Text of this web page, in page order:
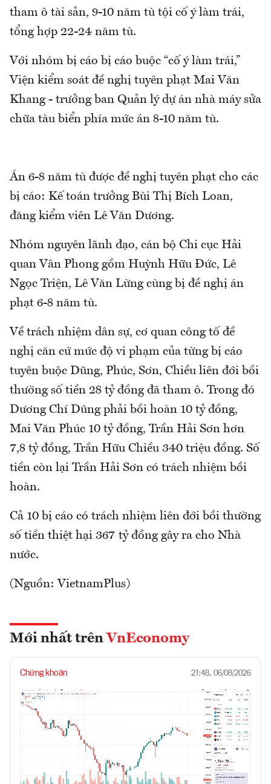
tham ô tài sản, 9-10 năm tù tội cố ý làm trái,
tổng hợp 22-24 năm tù.
Với nhóm bị cáo bị cáo buộc “cố ý làm trái,”
Viện kiểm soát đề nghị tuyên phạt Mai Văn
Khang - trưởng ban Quản lý dự án nhà máy sửa
chữa tàu biển phía mức án 8-10 năm tù.
Án 6-8 năm tù được đề nghị tuyên phạt cho các
bị cáo: Kế toán trưởng Bùi Thị Bích Loan,
đăng kiểm viên Lê Văn Dương.
Nhóm nguyên lãnh đạo, cán bộ Chi cục Hải
quan Vân Phong gồm Huỳnh Hữu Đức, Lê
Ngọc Triện, Lê Văn Lừng cùng bị đề nghị án
phạt 6-8 năm tù.
Về trách nhiệm dân sự, cơ quan công tố đề
nghị căn cứ mức độ vi phạm của từng bị cáo
tuyên buộc Dũng, Phúc, Sơn, Chiều liên đới bồi
thường số tiền 28 tỷ đồng đã tham ô. Trong đó
Dương Chí Dũng phải bồi hoàn 10 tỷ đồng,
Mai Văn Phúc 10 tỷ đồng, Trần Hải Sơn hơn
7,8 tỷ đồng, Trần Hữu Chiều 340 triệu đồng. Số
tiền còn lại Trần Hải Sơn có trách nhiệm bồi
hoàn.
Cả 10 bị cáo có trách nhiệm liên đới bồi thường
số tiền thiệt hại 367 tỷ đồng gây ra cho Nhà
nước.
(Nguồn: VietnamPlus)
Mới nhất trên VnEconomy
Chứng khoán 21:48, 06/08/2026